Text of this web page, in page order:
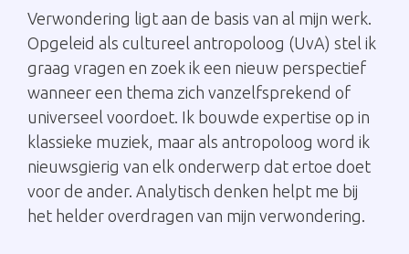
Verwondering ligt aan de basis van al mijn werk.
Opgeleid als cultureel antropoloog (UvA) stel ik
graag vragen en zoek ik een nieuw perspectief
wanneer een thema zich vanzelfsprekend of
universeel voordoet. Ik bouwde expertise op in
klassieke muziek, maar als antropoloog word ik
nieuwsgierig van elk onderwerp dat ertoe doet
voor de ander. Analytisch denken helpt me bij
het helder overdragen van mijn verwondering.